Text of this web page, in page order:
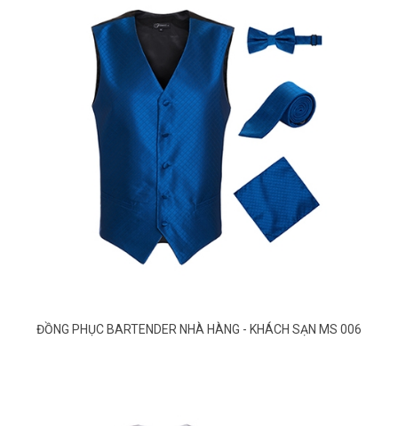
ĐỒNG PHỤC BARTENDER NHÀ HÀNG - KHÁCH SẠN MS 006